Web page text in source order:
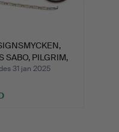
SABO, PILGRIM,
31 jan 2025